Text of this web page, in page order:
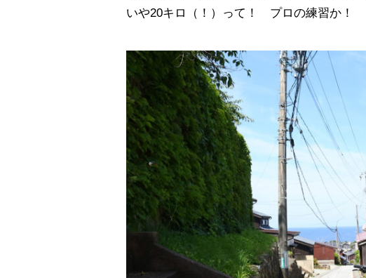
いや20キロ（！）って！ プロの練習か！